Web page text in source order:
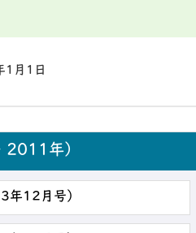
1月1日
年）
年12月号）